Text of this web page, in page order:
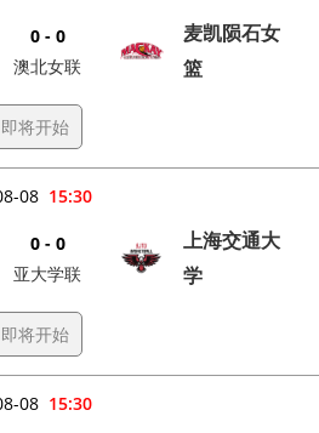
0 - 0
澳北女联
麦凯陨石女
篮
即将开始
15:30
08
0 - 0
亚大学联
上海交通大
学
即将开始
15:30
08